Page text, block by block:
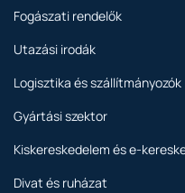
Fogászati rendelők
Utazási irodák
Logisztika és szállítmányozók
Gyártási szektor
Kiskereskedelem és e-
Divat és ruházat